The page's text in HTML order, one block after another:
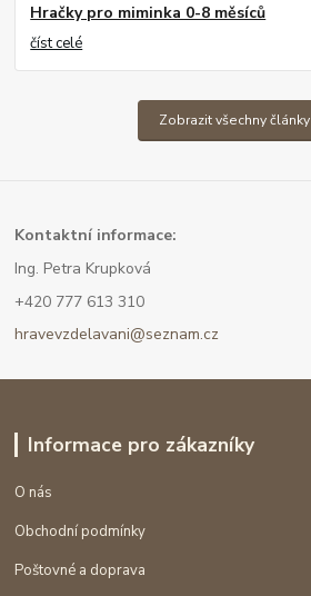
Hračky pro miminka 0-8 měsíců
číst celé
Zobrazit všechny články
Kontaktní informace:
Ing. Petra Krupková
+420 777 613 310
hravevzdelavani@seznam.cz
Informace pro zákazníky
O nás
Obchodní podmínky
Poštovné a doprava